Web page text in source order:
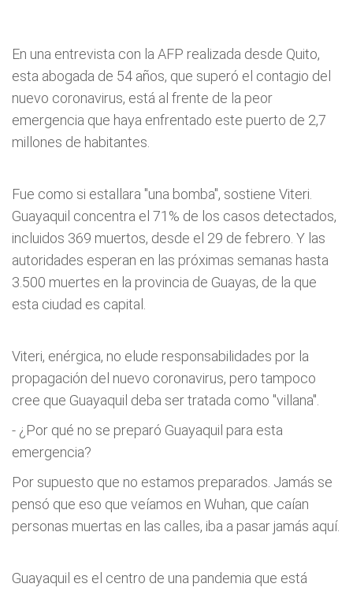
En una entrevista con la AFP realizada desde Quito,
esta abogada de 54 años, que superó el contagio del
nuevo coronavirus, está al frente de la peor
emergencia que haya enfrentado este puerto de 2,7
millones de habitantes.
Fue como si estallara "una bomba", sostiene Viteri.
Guayaquil concentra el 71% de los casos detectados,
incluidos 369 muertos, desde el 29 de febrero. Y las
autoridades esperan en las próximas semanas hasta
3.500 muertes en la provincia de Guayas, de la que
esta ciudad es capital.
Viteri, enérgica, no elude responsabilidades por la
propagación del nuevo coronavirus, pero tampoco
cree que Guayaquil deba ser tratada como "villana".
- ¿Por qué no se preparó Guayaquil para esta
emergencia?
Por supuesto que no estamos preparados. Jamás se
pensó que eso que veíamos en Wuhan, que caían
personas muertas en las calles, iba a pasar jamás aquí.
Guayaquil es el centro de una pandemia que está